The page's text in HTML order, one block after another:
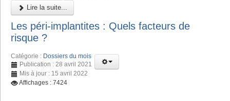
Lire la suite...
Les péri-implantites : Quels facteurs de
risque ?
Catégorie : Dossiers du mois
Publication : 28 avril 2021
Mis à jour : 15 avril 2022
Affichages : 7424